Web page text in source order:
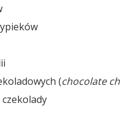
(chocolate ch